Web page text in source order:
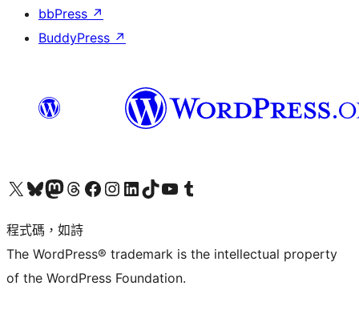
bbPress ↗
BuddyPress ↗
查看我們的 X (之前的 Twitter) 帳號造訪我們的 Bluesky 帳號造訪我們的 Mastodon 帳號造訪我們的 Threads 帳號 造訪我們的 Facebook 粉絲專頁Visit our Instagram account
Visit our LinkedIn account
造訪我們的 TikTok 帳號Visit our YouTube channel
造訪我們的 Tumblr 帳號
程式碼，如詩
The WordPress® trademark is the intellectual property
of the WordPress Foundation.